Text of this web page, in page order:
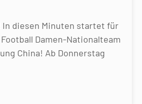
In diesen Minuten startet für
Damen-Nationalteam
China! Ab Donnerstag